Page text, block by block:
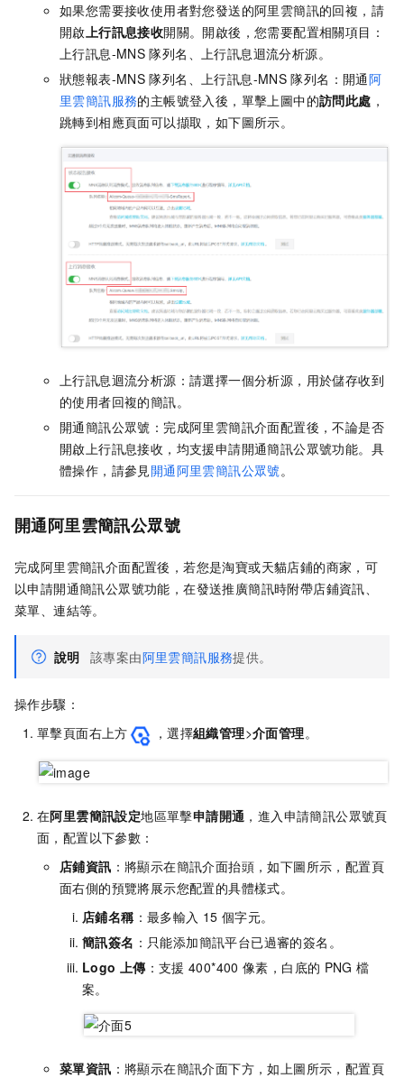
如果您需要接收使用者對您發送的阿里雲簡訊的回複，請
開啟上行訊息接收開關。開啟後，您需要配置相關項目：
上行訊息-MNS 隊列名、上行訊息迴流分析源。
狀態報表-MNS 隊列名、上行訊息-MNS 隊列名：開通阿
里雲簡訊服務的主帳號登入後，單擊上圖中的訪問此處 ，
跳轉到相應頁面可以擷取，如下圖所示。
上行訊息迴流分析源：請選擇一個分析源，用於儲存收到
的使用者回複的簡訊。
開通簡訊公眾號：完成阿里雲簡訊介面配置後，不論是否
開啟上行訊息接收，均支援申請開通簡訊公眾號功能。具
體操作，請參見開通阿里雲簡訊公眾號 。
開通阿里雲簡訊公眾號
完成阿里雲簡訊介面配置後，若您是淘寶或天貓店鋪的商家，可
以申請開通簡訊公眾號功能，在發送推廣簡訊時附帶店鋪資訊、
菜單、連結等。
說明 該專案由阿里雲簡訊服務提供。
操作步驟：
單擊頁面右上方
，選擇組織管理>介面管理。
在阿里雲簡訊設定地區單擊申請開通 ，進入申請簡訊公眾號頁
面，配置以下參數：
店鋪資訊 ：將顯示在簡訊介面抬頭，如下圖所示，配置頁
面右側的預覽將展示您配置的具體樣式。
店鋪名稱：最多輸入 15 個字元。
簡訊簽名 ：只能添加簡訊平台已過審的簽名。
Logo 上傳：支援 400*400 像素，白底的 PNG 檔
案。
菜單資訊 ：將顯示在簡訊介面下方，如上圖所示，配置頁